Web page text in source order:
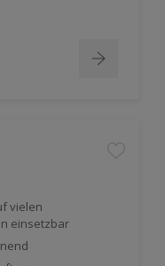
vielen
einsetzbar